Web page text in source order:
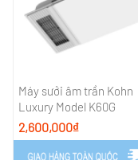
Máy sưởi âm trần Kohn
Luxury Model K60G
2,600,000₫